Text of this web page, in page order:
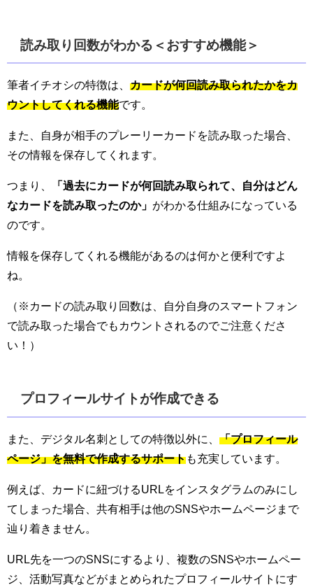
読み取り回数がわかる＜おすすめ機能＞
筆者イチオシの特徴は、 カードが何回読み取られたかをカ
ウントしてくれる機能です。
また、自身が相手のプレーリーカードを読み取った場合、
その情報を保存してくれます。
つまり、
「過去にカードが何回読み取られて、自分はどん
なカードを読み取ったのか」 がわかる仕組みになっている
のです。
情報を保存してくれる機能があるのは何かと便利ですよ
ね。
（※カードの読み取り回数は、自分自身のスマートフォン
で読み取った場合でもカウントされるのでご注意くださ
い！）
プロフィールサイトが作成できる
また、デジタル名刺としての特徴以外に、 「プロフィール
ページ」を無料で作成するサポートも充実しています。
例えば、カードに紐づけるURLをインスタグラムのみにし
てしまった場合、共有相手は他のSNSやホームページまで
辿り着きません。
URL先を一つのSNSにするより、複数のSNSやホームペー
ジ、活動写真などがまとめられたプロフィールサイトにす